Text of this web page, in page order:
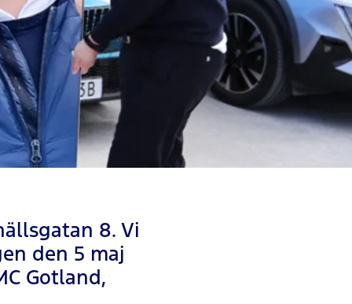
8. Vi
den 5 maj
Gotland,